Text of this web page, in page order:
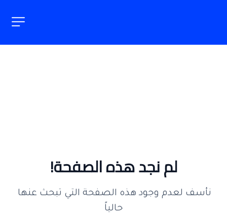
لم نجد هذه الصفحة!
حالياً